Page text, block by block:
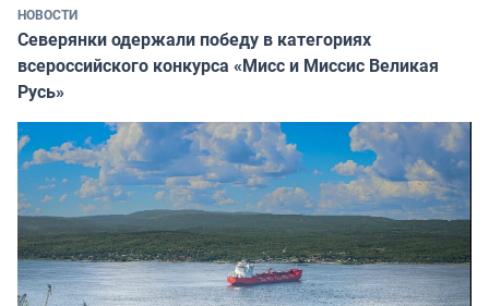
НОВОСТИ
Северянки одержали победу в категориях
всероссийского конкурса «Мисс и Миссис Великая
Русь»